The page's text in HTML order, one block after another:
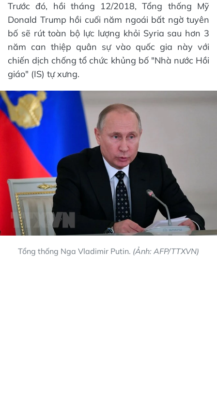
Trước đó, hồi tháng 12/2018, Tổng thống Mỹ
Donald Trump hồi cuối năm ngoái bất ngờ tuyên
bố sẽ rút toàn bộ lực lượng khỏi Syria sau hơn 3
năm can thiệp quân sự vào quốc gia này với
chiến dịch chống tổ chức khủng bố "Nhà nước Hồi
giáo" (IS) tự xưng.
Tổng thống Nga Vladimir Putin. (Ảnh: AFP/TTXVN)